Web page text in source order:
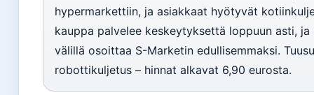
hypermarkettiin, ja asiakkaat hyötyvät
kauppa palvelee keskeytyksettä loppuun asti,
välillä osoittaa S-Marketin edullisemmaksi.
robottikuljetus – hinnat alkavat 6,90 eurosta.